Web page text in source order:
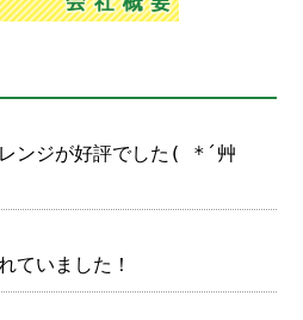
ンジが好評でした( *´艸
ていました！